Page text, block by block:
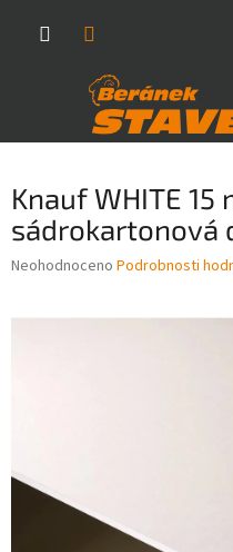
Knauf WHITE
sádrokartonová
Průměrné
Neohodnoceno Podrobnosti